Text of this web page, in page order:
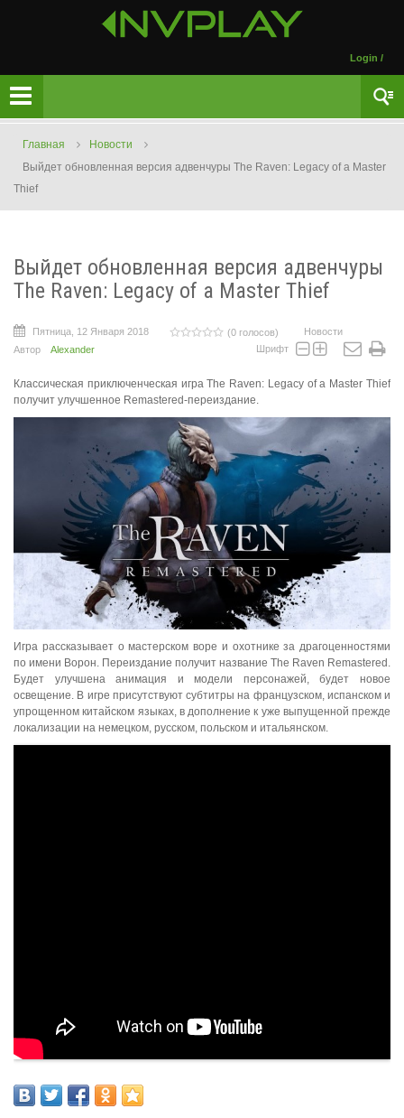
Login /
Главная
Новости
Выйдет обновленная версия адвенчуры The Raven: Legacy of a Master
Thief
Выйдет обновленная версия адвенчуры
The Raven: Legacy of a Master Thief
Пятница, 12 Января 2018 (0 голосов)
Новости
Автор
Alexander Шрифт
Классическая приключенческая игра The Raven: Legacy of a Master Thief
получит улучшенное Remastered-переиздание.
Игра рассказывает о мастерском воре и охотнике за драгоценностями
по имени Ворон. Переиздание получит название The Raven Remastered.
Будет улучшена анимация и модели персонажей, будет новое
освещение. В игре присутствуют субтитры на французском, испанском и
упрощенном китайском языках, в дополнение к уже выпущенной прежде
локализации на немецком, русском, польском и итальянском.